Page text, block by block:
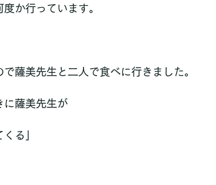
か行っています。
薩美先生と二人で食べに行きました。
に薩美先生が
る」